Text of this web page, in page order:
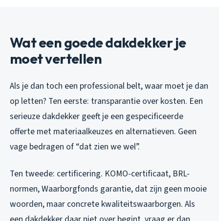
Wat een goede dakdekker je
moet vertellen
Als je dan toch een professional belt, waar moet je dan
op letten? Ten eerste: transparantie over kosten. Een
serieuze dakdekker geeft je een gespecificeerde
offerte met materiaalkeuzes en alternatieven. Geen
vage bedragen of “dat zien we wel”.
Ten tweede: certificering. KOMO-certificaat, BRL-
normen, Waarborgfonds garantie, dat zijn geen mooie
woorden, maar concrete kwaliteitswaarborgen. Als